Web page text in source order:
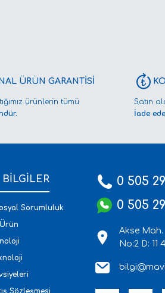
ÜRÜN GARANTİSİ
ürünlerin tümü
Satın
İade
Sorumluluk
Sözleşmesi
0 505
0 505
Akse Mah.
No:2 D: 11